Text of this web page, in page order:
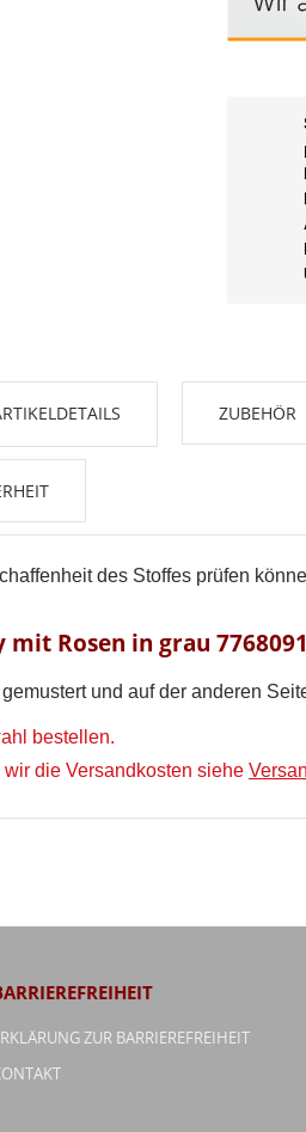
ZUBEHÖR
des Stoffes prüfen
Rosen in grau
und auf der anderen
bestellen.
die Versandkosten siehe
ZUR BARRIEREFREIHEIT
AUF MEINE
WUNSCHLISTE
Name der Wunschliste
ANMELDEN
können.